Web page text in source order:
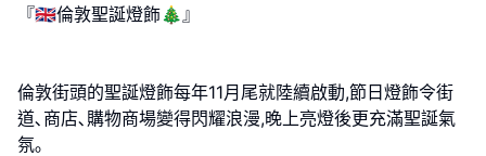
『🇬🇧倫敦聖誕燈飾🎄』
倫敦街頭的聖誕燈飾每年11月尾就陸續啟動,節日燈飾令街
道､商店､購物商場變得閃耀浪漫,晚上亮燈後更充滿聖誕氣
氛｡